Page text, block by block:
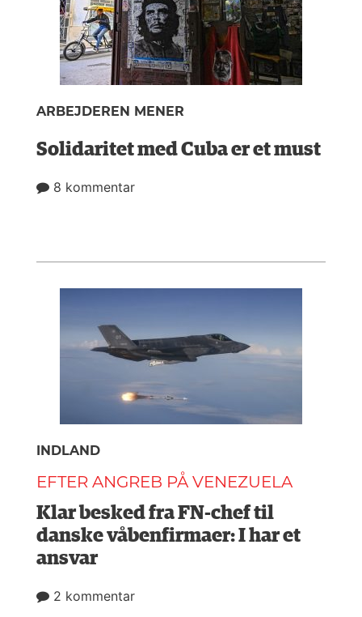
ARBEJDEREN MENER
Solidaritet med Cuba er et must
8 kommentar
INDLAND
EFTER ANGREB PÅ VENEZUELA
Klar besked fra FN-chef til
danske våbenfirmaer: I har et
ansvar
2 kommentar